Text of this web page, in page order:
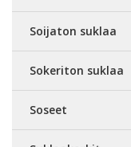
Soijaton suklaa
Sokeriton suklaa
Soseet